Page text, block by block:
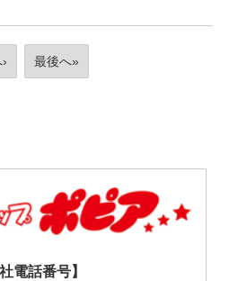
最後へ»
社電話番号】